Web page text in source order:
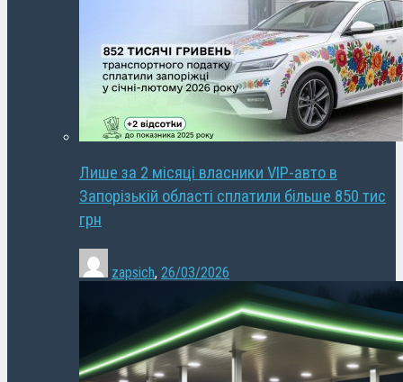
Лише за 2 місяці власники VIP-авто в
Запорізькій області сплатили більше 850 тис
грн
zapsich, 26/03/2026